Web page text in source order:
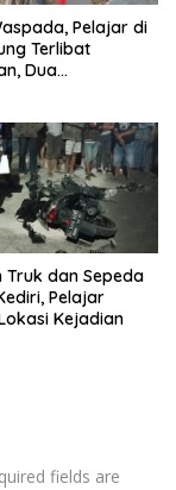
Pelajar di
Terlibat
Dua
Truk dan Sepeda
Pelajar
Kejadian
fields are